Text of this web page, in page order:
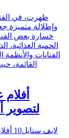
وإطلالة متميزة
خسارة بعض
الحمية الغذائية،
الفنانات
القائمة،
لتصوير